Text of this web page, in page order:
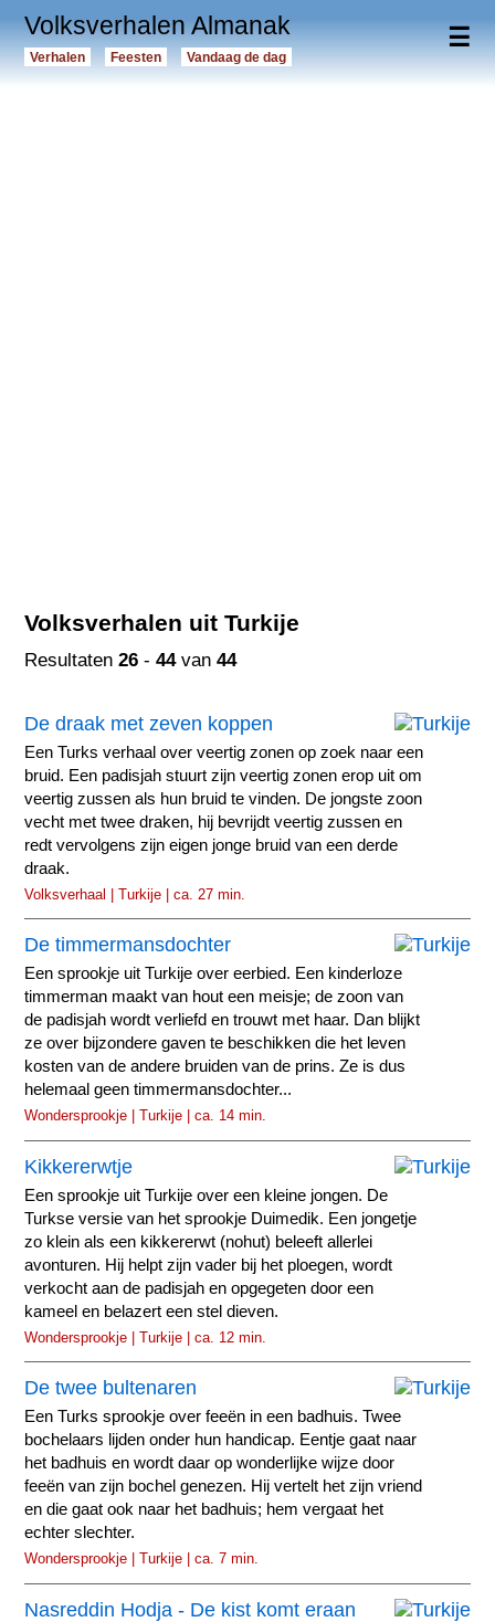
☰
Volksverhalen Almanak
Verhalen Feesten Vandaag de dag
Volksverhalen uit Turkije
Resultaten26 -44van44
De draak met zeven koppen
Een Turks verhaal over veertig zonen op zoek naar een
bruid. Een padisjah stuurt zijn veertig zonen erop uit om
veertig zussen als hun bruid te vinden. De jongste zoon
vecht met twee draken, hij bevrijdt veertig zussen en
redt vervolgens zijn eigen jonge bruid van een derde
draak.
Volksverhaal | Turkije | ca. 27 min.
De timmermansdochter
Een sprookje uit Turkije over eerbied. Een kinderloze
timmerman maakt van hout een meisje; de zoon van
de padisjah wordt verliefd en trouwt met haar. Dan blijkt
ze over bijzondere gaven te beschikken die het leven
kosten van de andere bruiden van de prins. Ze is dus
helemaal geen timmermansdochter...
Wondersprookje | Turkije | ca. 14 min.
Kikkererwtje
Een sprookje uit Turkije over een kleine jongen. De
Turkse versie van het sprookje Duimedik. Een jongetje
zo klein als een kikkererwt (nohut) beleeft allerlei
avonturen. Hij helpt zijn vader bij het ploegen, wordt
verkocht aan de padisjah en opgegeten door een
kameel en belazert een stel dieven.
Wondersprookje | Turkije | ca. 12 min.
De twee bultenaren
Een Turks sprookje over feeën in een badhuis. Twee
bochelaars lijden onder hun handicap. Eentje gaat naar
het badhuis en wordt daar op wonderlijke wijze door
feeën van zijn bochel genezen. Hij vertelt het zijn vriend
en die gaat ook naar het badhuis; hem vergaat het
echter slechter.
Wondersprookje | Turkije | ca. 7 min.
Nasreddin Hodja - De kist komt eraan